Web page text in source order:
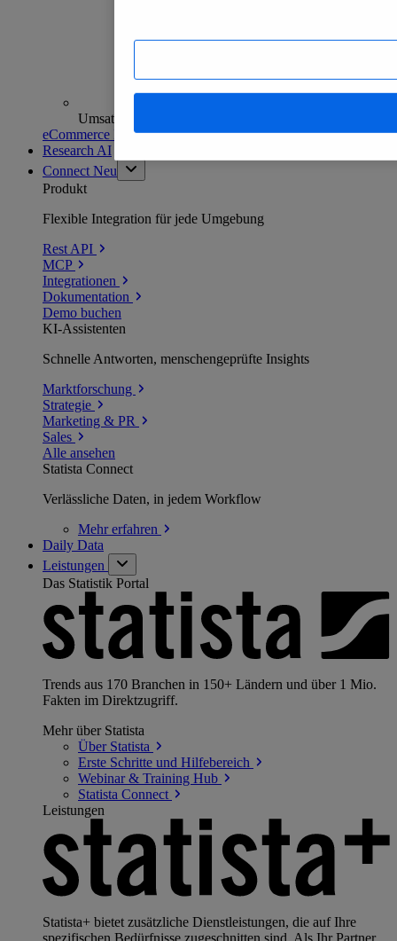
Umsatzanalysen und -prognosen
eCommerce Insights entdecken
Research AI
Connect Neu
Produkt
Flexible Integration für jede Umgebung
Rest API
MCP
Integrationen
Dokumentation
Demo buchen
KI-Assistenten
Schnelle Antworten, menschengeprüfte Insights
Marktforschung
Strategie
Marketing & PR
Sales
Alle ansehen
Statista Connect
Verlässliche Daten, in jedem Workflow
Mehrerfahren
Daily Data
Leistungen
Das Statistik Portal
Trends aus 170 Branchen in 150+ Ländern und über 1 Mio.
Fakten im Direktzugriff.
Mehr über Statista
Über Statista
Erste Schritte und Hilfebereich
Webinar & Training Hub
Statista Connect
Leistungen
Statista+ bietet zusätzliche Dienstleistungen, die auf Ihre
spezifischen Bedürfnisse zugeschnitten sind. Als Ihr Partner